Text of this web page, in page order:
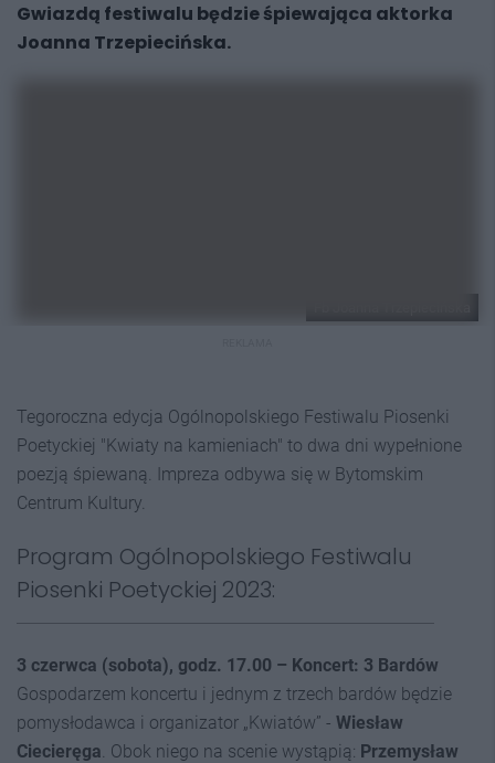
Gwiazdą festiwalu będzie śpiewająca aktorka
Joanna Trzepiecińska.
Tegoroczna edycja Ogólnopolskiego Festiwalu Piosenki
Poetyckiej "Kwiaty na kamieniach" to dwa dni wypełnione
poezją śpiewaną. Impreza odbywa się w Bytomskim
Centrum Kultury.
Program Ogólnopolskiego Festiwalu
Piosenki Poetyckiej 2023:
3 czerwca (sobota), godz. 17.00 – Koncert: 3 Bardów
Gospodarzem koncertu i jednym z trzech bardów będzie
pomysłodawca i organizator „Kwiatów” - Wiesław
Ciecieręga . Obok niego na scenie wystąpią: Przemysław